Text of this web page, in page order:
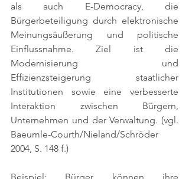
als auch E-Democracy, die
Bürgerbeteiligung durch elektronische
Meinungsäußerung und politische
Einflussnahme. Ziel ist die
Modernisierung und
Effizienzsteigerung staatlicher
Institutionen sowie eine verbesserte
Interaktion zwischen Bürgern,
Unternehmen und der Verwaltung. (vgl.
Baeumle-Courth/Nieland/Schröder
2004, S. 148 f.)